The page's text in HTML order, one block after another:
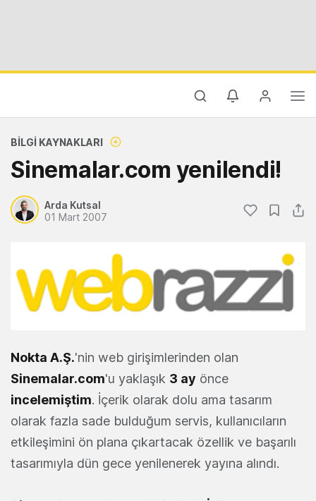
BILGI KAYNAKLARI
Sinemalar.com yenilendi!
Arda Kutsal
01 Mart 2007
Nokta A.Ş.'nin web girişimlerinden olan
Sinemalar.com'u yaklaşık 3 ay önce
incelemiştim. İçerik olarak dolu ama tasarım
olarak fazla sade bulduğum servis, kullanıcıların
etkileşimini ön plana çıkartacak özellik ve başarılı
tasarımıyla dün gece yenilenerek yayına alındı.